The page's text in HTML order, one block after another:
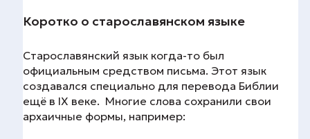
Коротко о старославянском языке
Старославянский язык когда-то был
официальным средством письма. Этот язык
создавался специально для перевода Библии
ещё в IX веке. Многие слова сохранили свои
архаичные формы, например: